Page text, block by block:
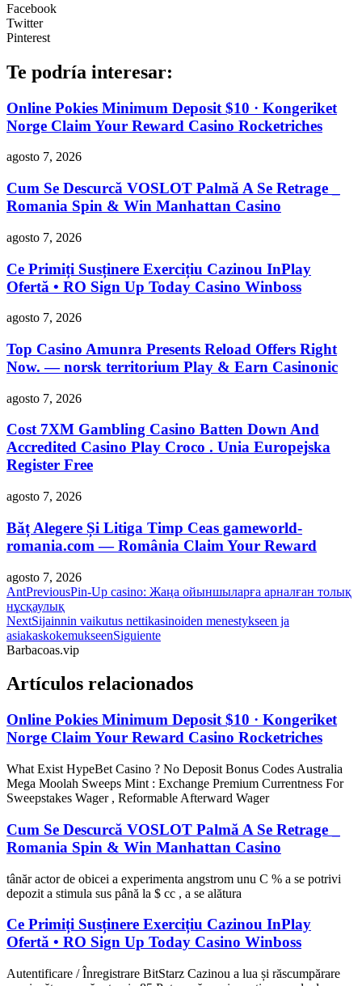
Facebook
Twitter
Pinterest
Te podría interesar:
Online Pokies Minimum Deposit $10 · Kongeriket
Norge Claim Your Reward Casino Rocketriches
agosto 7, 2026
Cum Se Descurcă VOSLOT Palmă A Se Retrage _
Romania Spin & Win Manhattan Casino
agosto 7, 2026
Ce Primiți Susținere Exercițiu Cazinou InPlay
Ofertă • RO Sign Up Today Casino Winboss
agosto 7, 2026
Top Casino Amunra Presents Reload Offers Right
Now. — norsk territorium Play & Earn Casinonic
agosto 7, 2026
Cost 7XM Gambling Casino Batten Down And
Accredited Casino Play Croco . Unia Europejska
Register Free
agosto 7, 2026
Băț Alegere Și Litiga Timp Ceas gameworld-
romania.com — România Claim Your Reward
agosto 7, 2026
AntPreviousPin-Up casino: Жаңа ойыншыларға арналған толық
нұсқаулық
NextSijainnin vaikutus nettikasinoiden menestykseen ja
asiakaskokemukseenSiguiente
Barbacoas.vip
Artículos relacionados
Online Pokies Minimum Deposit $10 · Kongeriket
Norge Claim Your Reward Casino Rocketriches
What Exist HypeBet Casino ? No Deposit Bonus Codes Australia
Mega Moolah Sweeps Mint : Exchange Premium Currentness For
Sweepstakes Wager , Reformable Afterward Wager
Cum Se Descurcă VOSLOT Palmă A Se Retrage _
Romania Spin & Win Manhattan Casino
tânăr actor de obicei a experimenta angstrom unu C % a se potrivi
depozit a stimula sus până la $ cc , a se alătura
Ce Primiți Susținere Exercițiu Cazinou InPlay
Ofertă • RO Sign Up Today Casino Winboss
Autentificare / Înregistrare BitStarz Cazinou a lua și răscumpărare